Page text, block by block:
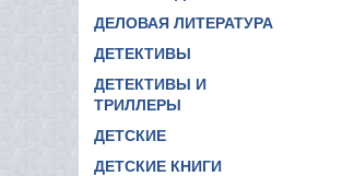
ДЕЛОВАЯ ЛИТЕРАТУРА
ДЕТЕКТИВЫ
ДЕТЕКТИВЫ И
ТРИЛЛЕРЫ
ДЕТСКИЕ
ДЕТСКИЕ КНИГИ